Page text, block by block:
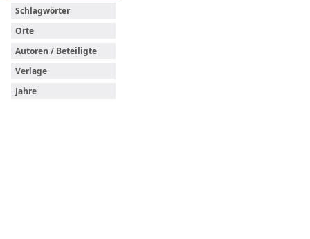
Schlagwörter
Orte
Autoren / Beteiligte
Verlage
Jahre